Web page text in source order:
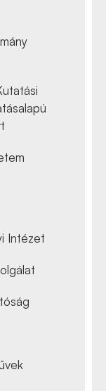
Intézet